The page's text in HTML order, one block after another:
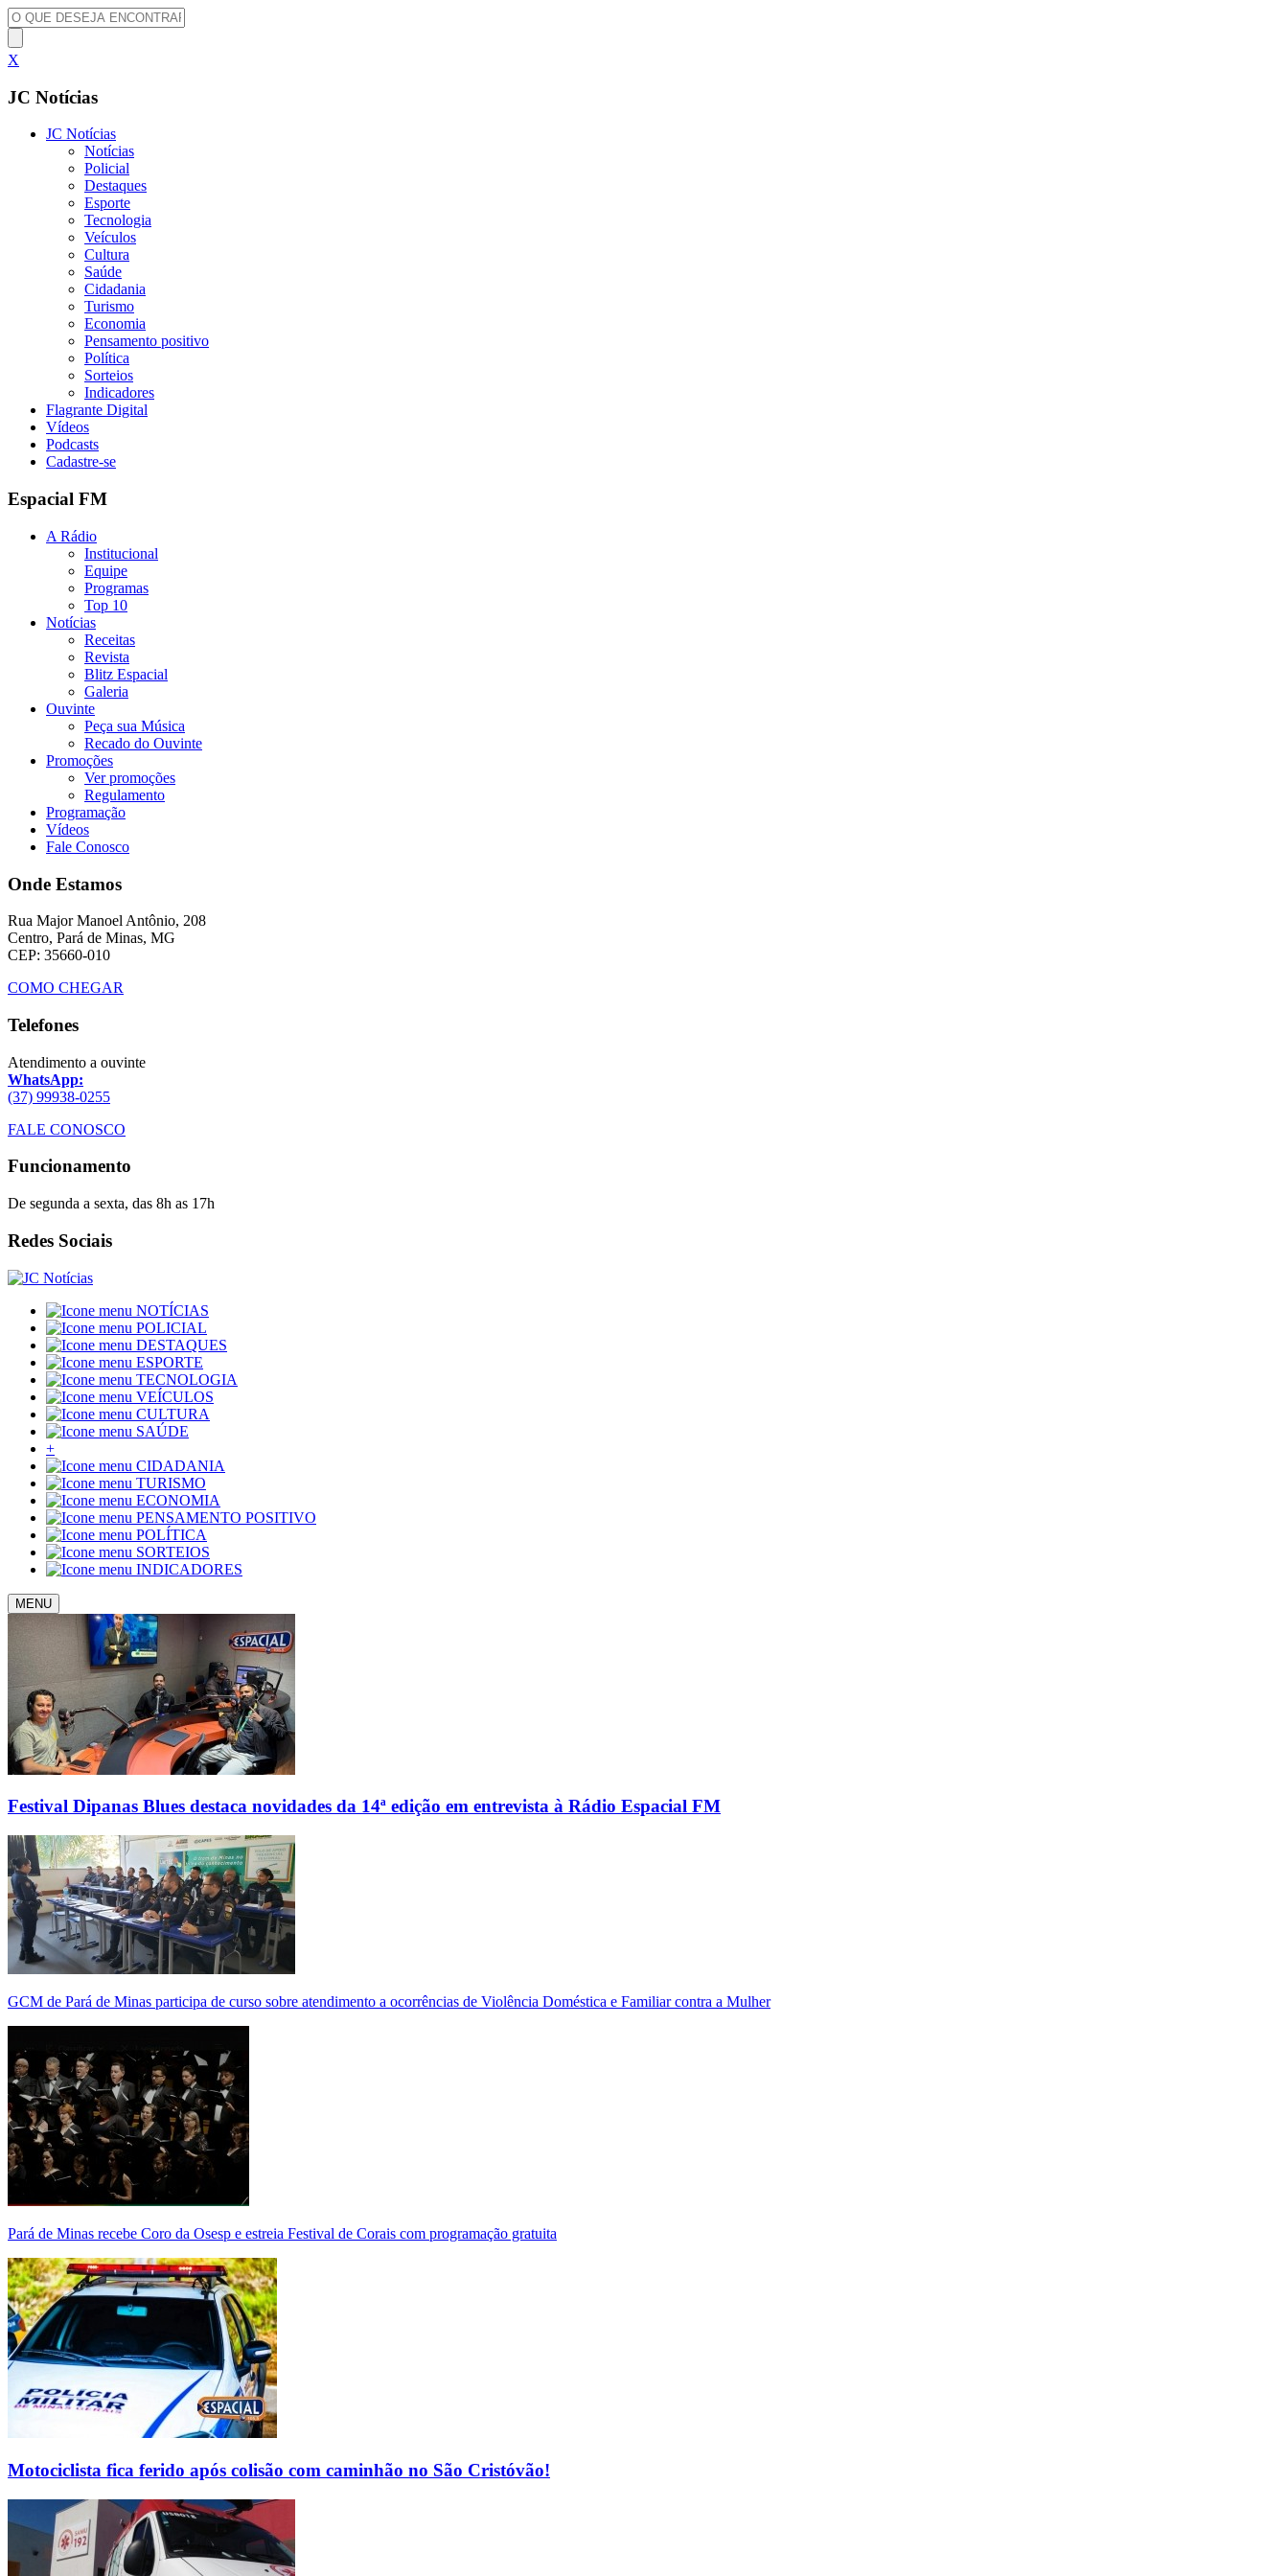
X
JC Notícias
JC Notícias
Notícias
Policial
Destaques
Esporte
Tecnologia
Veículos
Cultura
Saúde
Cidadania
Turismo
Economia
Pensamento positivo
Política
Sorteios
Indicadores
Flagrante Digital
Vídeos
Podcasts
Cadastre-se
Espacial FM
A Rádio
Institucional
Equipe
Programas
Top 10
Notícias
Receitas
Revista
Blitz Espacial
Galeria
Ouvinte
Peça sua Música
Recado do Ouvinte
Promoções
Ver promoções
Regulamento
Programação
Vídeos
Fale Conosco
Onde Estamos
Rua Major Manoel Antônio, 208
Centro, Pará de Minas, MG
CEP: 35660-010
COMO CHEGAR
Telefones
Atendimento a ouvinte
WhatsApp:
(37) 99938-0255
FALE CONOSCO
Funcionamento
De segunda a sexta, das 8h as 17h
Redes Sociais
NOTÍCIAS
POLICIAL
DESTAQUES
ESPORTE
TECNOLOGIA
VEÍCULOS
CULTURA
SAÚDE
+
CIDADANIA
TURISMO
ECONOMIA
PENSAMENTO POSITIVO
POLÍTICA
SORTEIOS
INDICADORES
MENU
Festival Dipanas Blues destaca novidades da 14ª edição em entrevista à Rádio Espacial FM
GCM de Pará de Minas participa de curso sobre atendimento a ocorrências de Violência Doméstica e Familiar contra a Mulher
Pará de Minas recebe Coro da Osesp e estreia Festival de Corais com programação gratuita
Motociclista fica ferido após colisão com caminhão no São Cristóvão!